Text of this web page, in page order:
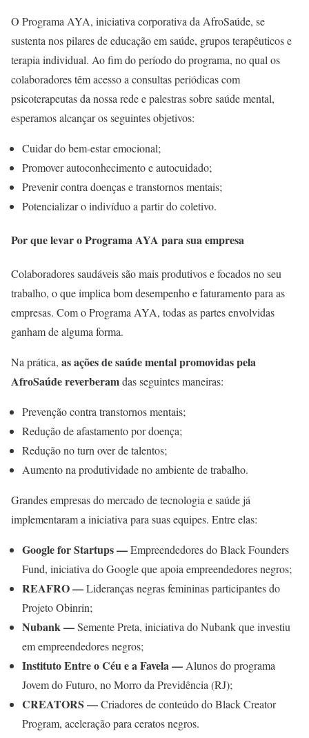
O Programa AYA, iniciativa corporativa da AfroSaúde, se
sustenta nos pilares de educação em saúde, grupos terapêuticos e
terapia individual. Ao fim do período do programa, no qual os
colaboradores têm acesso a consultas periódicas com
psicoterapeutas da nossa rede e palestras sobre saúde mental,
esperamos alcançar os seguintes objetivos:
Cuidar do bem-estar emocional;
Promover autoconhecimento e autocuidado;
Prevenir contra doenças e transtornos mentais;
Potencializar o indivíduo a partir do coletivo.
Por que levar o Programa AYA para sua empresa
Colaboradores saudáveis são mais produtivos e focados no seu
trabalho, o que implica bom desempenho e faturamento para as
empresas. Com o Programa AYA, todas as partes envolvidas
ganham de alguma forma.
Na prática, as ações de saúde mental promovidas pela
AfroSaúde reverberamdas seguintes maneiras:
Prevenção contra transtornos mentais;
Redução de afastamento por doença;
Redução no turn over de talentos;
Aumento na produtividade no ambiente de trabalho.
Grandes empresas do mercado de tecnologia e saúde já
implementaram a iniciativa para suas equipes. Entre elas:
Google for Startups —Empreendedores do Black Founders
Fund, iniciativa do Google que apoia empreendedores negros;
REAFRO —Lideranças negras femininas participantes do
Projeto Obinrin;
Nubank —Semente Preta, iniciativa do Nubank que investiu
em empreendedores negros;
Instituto Entre o Céu e a Favela —Alunos do programa
Jovem do Futuro, no Morro da Previdência (RJ);
CREATORS —Criadores de conteúdo do Black Creator
Program, aceleração para ceratos negros.